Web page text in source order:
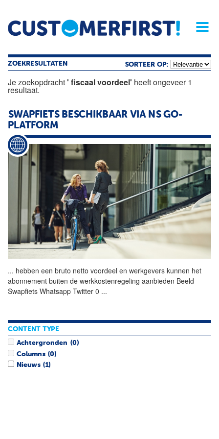
Home Opinie Archief
Magazine
ZOEKRESULTATEN SORTEER OP:
Je zoekopdracht' fiscaal voordeel' heeft ongeveer 1
resultaat.
SWAPFIETS BESCHIKBAAR VIA NS GO-
PLATFORM
... hebben een bruto netto voordeel en werkgevers kunnen het
abonnement buiten de werkkostenregeling aanbieden Beeld
Swapfiets Whatsapp Twitter 0 ...
CONTENT TYPE
Achtergronden (0)
Columns (0)
Nieuws (1)